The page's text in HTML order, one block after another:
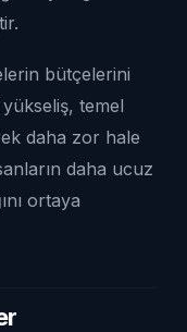
bütçelerini
yükseliş, temel
daha zor hale
daha ucuz
ortaya